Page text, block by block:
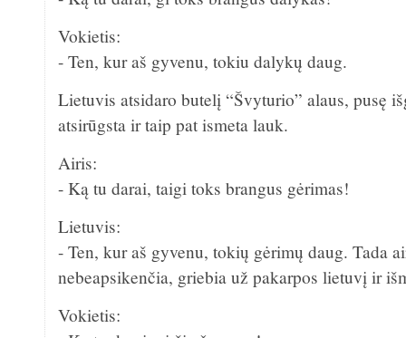
Vokietis:
- Ten, kur aš gyvenu, tokiu dalykų daug.
Lietuvis atsidaro butelį “Švyturio” alaus, pusę
atsirūgsta ir taip pat ismeta lauk.
Airis:
- Ką tu darai, taigi toks brangus gėrimas!
Lietuvis:
- Ten, kur aš gyvenu, tokių gėrimų daug. Tada
nebeapsikenčia, griebia už pakarpos lietuvį ir
Vokietis: